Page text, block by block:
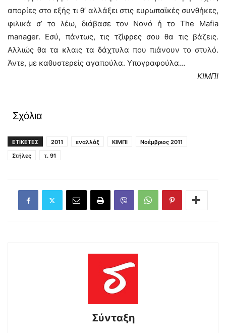
απορίες στο εξής τι θ’ αλλάξει στις ευρωπαϊκές συνθήκες,
φιλικά σ’ το λέω, διάβασε τον Νονό ή το The Mafia
manager. Εσύ, πάντως, τις τζίφρες σου θα τις βάζεις.
Αλλιώς θα τα κλαις τα δάχτυλα που πιάνουν το στυλό.
Άντε, με καθυστερείς αγαπούλα. Υπογραφούλα…
ΚΙΜΠΙ
Σχόλια
ΕΤΙΚΕΤΕΣ 2011 εναλλάξ ΚΙΜΠΙ
Νοέμβριος 2011
Στήλες
τ. 91
Σύνταξη